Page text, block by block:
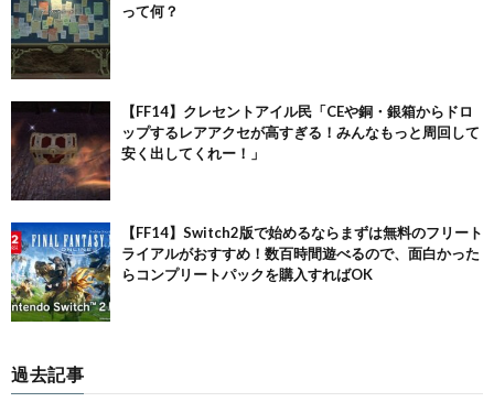
って何？
【FF14】クレセントアイル民「CEや銅・銀箱からドロ
ップするレアアクセが高すぎる！みんなもっと周回して
安く出してくれー！」
【FF14】Switch2版で始めるならまずは無料のフリート
ライアルがおすすめ！数百時間遊べるので、面白かった
らコンプリートパックを購入すればOK
過去記事